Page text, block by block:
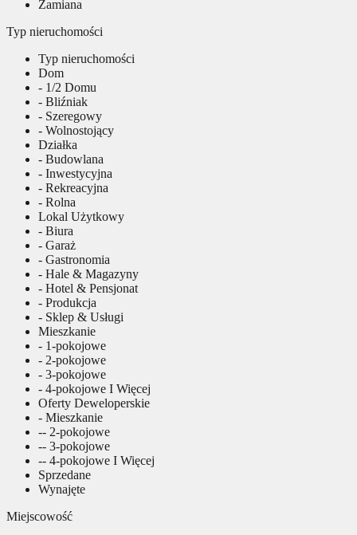
Zamiana
Typ nieruchomości
Typ nieruchomości
Dom
- 1/2 Domu
- Bliźniak
- Szeregowy
- Wolnostojący
Działka
- Budowlana
- Inwestycyjna
- Rekreacyjna
- Rolna
Lokal Użytkowy
- Biura
- Garaż
- Gastronomia
- Hale & Magazyny
- Hotel & Pensjonat
- Produkcja
- Sklep & Usługi
Mieszkanie
- 1-pokojowe
- 2-pokojowe
- 3-pokojowe
- 4-pokojowe I Więcej
Oferty Deweloperskie
- Mieszkanie
-- 2-pokojowe
-- 3-pokojowe
-- 4-pokojowe I Więcej
Sprzedane
Wynajęte
Miejscowość